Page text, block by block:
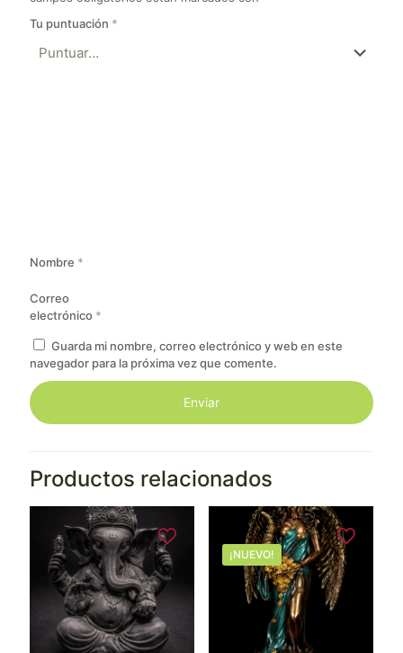
Tu puntuación *
Nombre *
Correo
electrónico *
Guarda mi nombre, correo electrónico y web en este
navegador para la próxima vez que comente.
Productos relacionados
¡NUEVO!